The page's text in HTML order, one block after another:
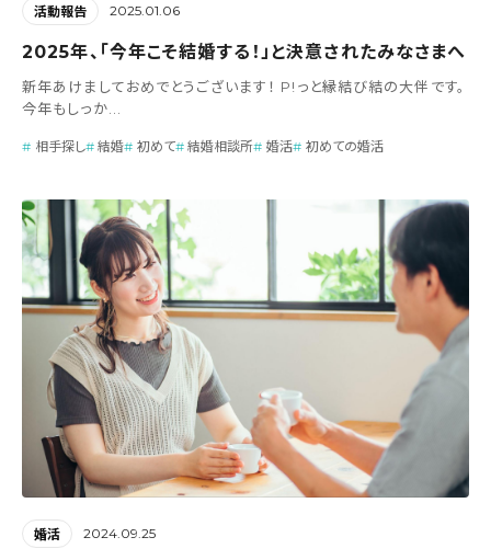
活動報告 2025.01.06
2025年、「今年こそ結婚する！」と決意されたみなさまへ
新年あけましておめでとうございます！ P!っと縁結び結の大伴です。
今年もしっか...
相手探し 結婚 初めて 結婚相談所 婚活 初めての婚活
婚活 2024.09.25